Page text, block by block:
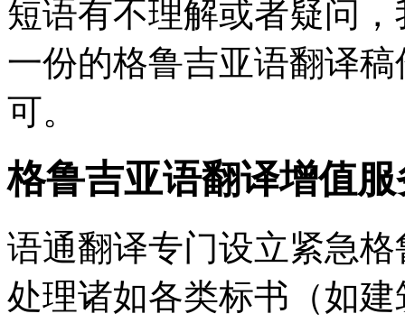
短语有不理解或者疑问
一份的格鲁吉亚语翻译
可。
格鲁吉亚语翻译增值服
语通翻译专门设立紧急
处理诸如各类标书（如